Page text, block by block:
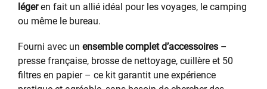
légeren fait un allié idéal pour les voyages, le camping
ou même le bureau.
Fourni avec un ensemble complet d’accessoires –
presse française, brosse de nettoyage, cuillère et 50
filtres en papier – ce kit garantit une expérience